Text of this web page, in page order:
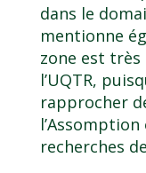
dans le
mentionne
zone est
l’UQTR,
rapprocher
recherches